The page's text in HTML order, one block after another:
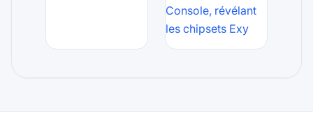
Console, révélant
les chipsets Exy